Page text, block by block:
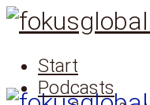
Start
Podcasts